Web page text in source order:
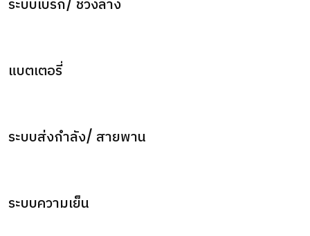
ระบบเบรก/ ช่วงล่าง
แบตเตอรี่
ระบบส่งกำลัง/ สายพาน
ระบบความเย็น